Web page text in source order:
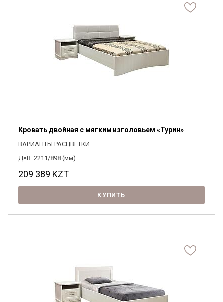
Кровать двойная с мягким изголовьем «Турин»
ВАРИАНТЫ РАСЦВЕТКИ
Д×В: 2211/898 (мм)
209 389 KZT
КУПИТЬ